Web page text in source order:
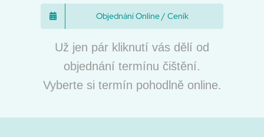
Objednání Online / Ceník
Už jen pár kliknutí vás dělí od
objednání termínu čištění.
Vyberte si termín pohodlně online.